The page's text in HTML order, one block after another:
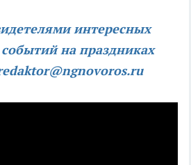
интересных
событий на праздниках